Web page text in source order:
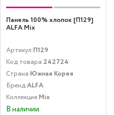
Панель 100% хлопок [П129]
ALFA Mix
Артикул:П129
Код товара:242724
Страна:Южная Корея
Бренд:ALFA
Коллекция:Mix
В наличии